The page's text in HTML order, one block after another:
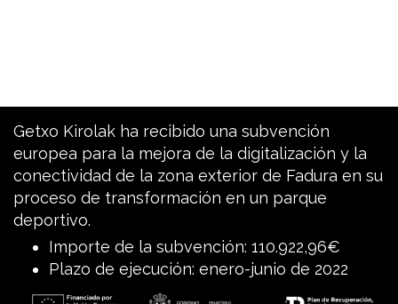
Getxo Kirolak ha recibido una subvención
europea para la mejora de la digitalización y la
conectividad de la zona exterior de Fadura en su
proceso de transformación en un parque
deportivo.
Importe de la subvención: 110.922,96€
Plazo de ejecución: enero-junio de 2022